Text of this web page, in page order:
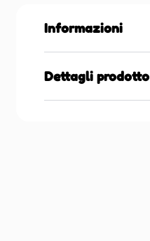
Informazioni
Dettagli prodotto